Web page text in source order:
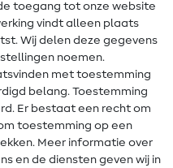
toegang tot onze website
vindt alleen plaats
Wij delen deze gegevens
noemen.
met toestemming
belang. Toestemming
Er bestaat een recht om
toestemming op een
Meer informatie over
en de diensten geven wij in